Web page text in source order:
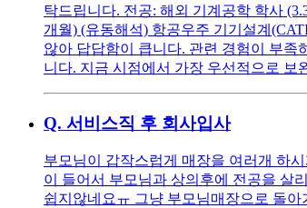
탁드립니다. 전공: 해외 기계공학 학사
개월) (유동해석) 항공우주 기기설계
않아 답답함이 큽니다. 관련 경험이 부
니다. 지금 시점에서 가장 우선적으로 보
Q. 서비스직 후 회사입사
부모님이 갑작스럽게 매장을 여러개 하
이 들어서 부모님과 상의후에 전공을 살
쉽지않네요ㅠ 그냥 부모님매장으로 돌